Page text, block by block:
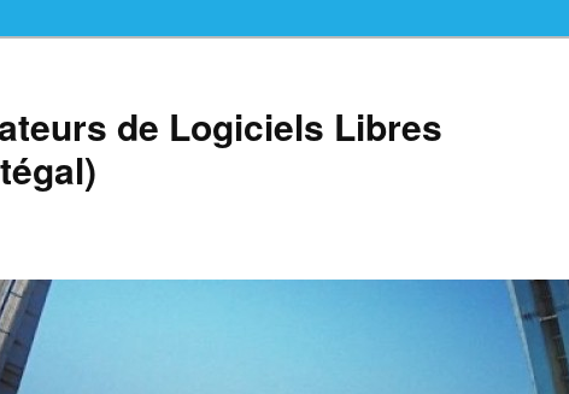
de Logiciels Libres